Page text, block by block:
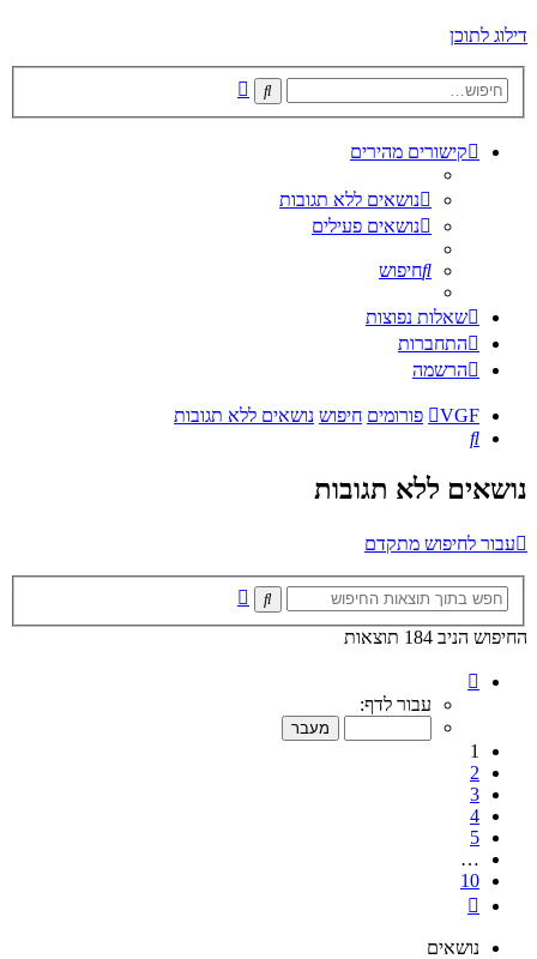
דילוג לתוכן
חיפוש
קישורים מהירים
נושאים ללא תגובות
נושאים פעילים
חיפוש
שאלות נפוצות
התחברות
הרשמה
VGF פורומים חיפוש נושאים ללא תגובות
חיפוש
נושאים ללא תגובות
עבור לחיפוש מתקדם
חיפוש
החיפוש הניב 184 תוצאות
מתוך
עבור לדף:
1
2
3
4
5
…
10
נושאים